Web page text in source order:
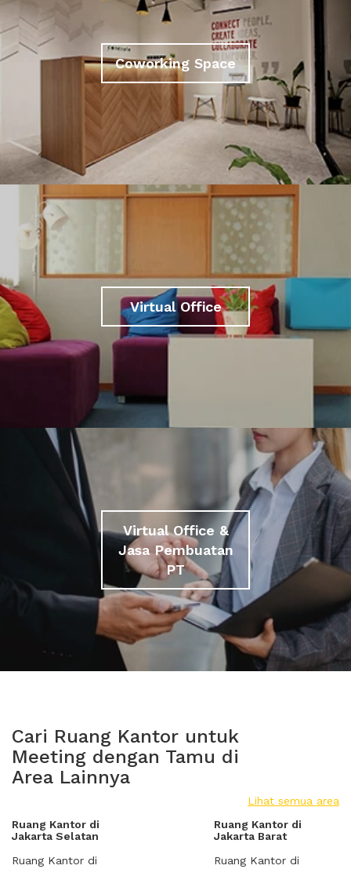
Coworking Space
Virtual Office
Virtual Office &
Jasa Pembuatan
PT
Cari Ruang Kantor untuk
Meeting dengan Tamu di
Area Lainnya
Lihat semua area
Ruang Kantor di
Jakarta Selatan
Ruang Kantor di
Ruang Kantor di
Jakarta Barat
Ruang Kantor di